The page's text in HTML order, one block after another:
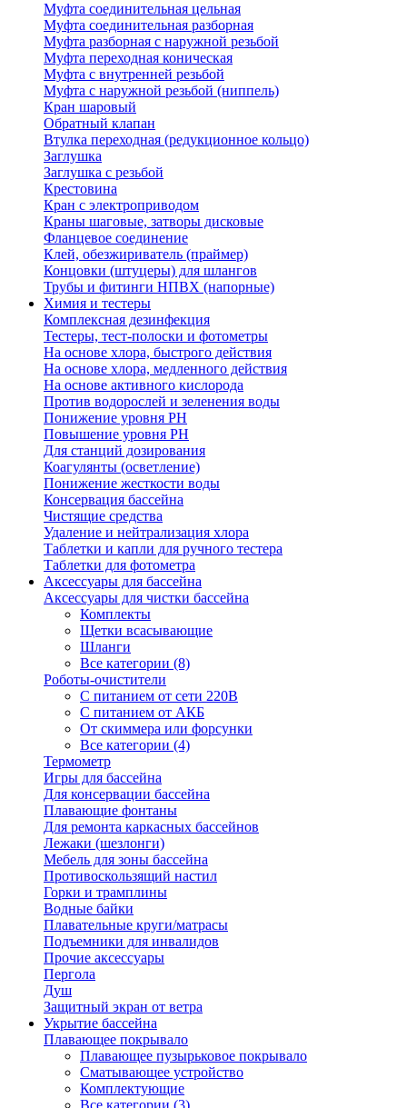
Муфта соединительная цельная
Муфта соединительная разборная
Муфта разборная с наружной резьбой
Муфта переходная коническая
Муфта с внутренней резьбой
Муфта с наружной резьбой (ниппель)
Кран шаровый
Обратный клапан
Втулка переходная (редукционное кольцо)
Заглушка
Заглушка с резьбой
Крестовина
Кран с электроприводом
Краны шаговые, затворы дисковые
Фланцевое соединение
Клей, обезжириватель (праймер)
Концовки (штуцеры) для шлангов
Трубы и фитинги НПВХ (напорные)
Химия и тестеры
Комплексная дезинфекция
Тестеры, тест-полоски и фотометры
На основе хлора, быстрого действия
На основе хлора, медленного действия
На основе активного кислорода
Против водорослей и зеленения воды
Понижение уровня РН
Повышение уровня РН
Для станций дозирования
Коагулянты (осветление)
Понижение жесткости воды
Консервация бассейна
Чистящие средства
Удаление и нейтрализация хлора
Таблетки и капли для ручного тестера
Таблетки для фотометра
Аксессуары для бассейна
Аксессуары для чистки бассейна
Комплекты
Щетки всасывающие
Шланги
Все категории (8)
Роботы-очистители
С питанием от сети 220В
С питанием от АКБ
От скиммера или форсунки
Все категории (4)
Термометр
Игры для бассейна
Для консервации бассейна
Плавающие фонтаны
Для ремонта каркасных бассейнов
Лежаки (шезлонги)
Мебель для зоны бассейна
Противоскользящий настил
Горки и трамплины
Водные байки
Плавательные круги/матрасы
Подъемники для инвалидов
Прочие аксессуары
Пергола
Душ
Защитный экран от ветра
Укрытие бассейна
Плавающее покрывало
Плавающее пузырьковое покрывало
Сматывающее устройство
Комплектующие
Все категории (3)